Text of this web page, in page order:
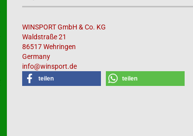
WINSPORT GmbH & Co. KG
Waldstraße 21
86517 Wehringen
Germany
info@winsport.de
teilen teilen